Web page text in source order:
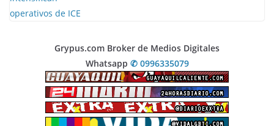
Grypus.com Broker de Medios Digitales
Whatsapp ✆ 0996335079